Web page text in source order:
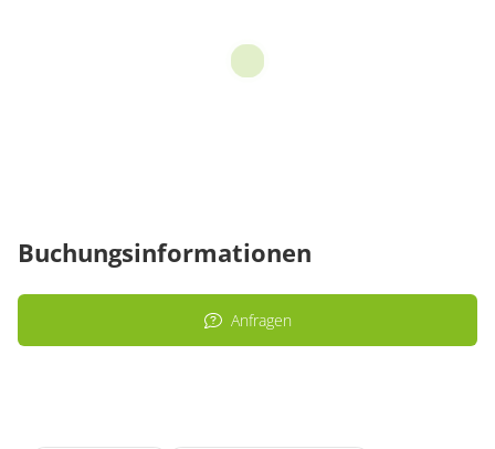
Buchungsinformationen
Anfragen